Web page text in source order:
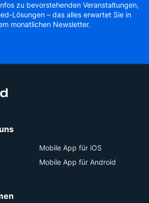
zu bevorstehenden Veranstaltungen,
Lösungen – das alles erwartet Sie in
monatlichen Newsletter.
Mobile App für iOS
Mobile App für Android